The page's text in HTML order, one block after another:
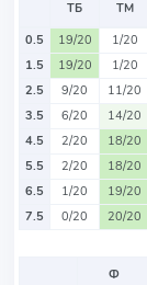
ТБ
ТМ
0.5
19/20
1/20
1.5
19/20
1/20
2.5
9/20
11/20
3.5
6/20
14/20
4.5
2/20
18/20
5.5
2/20
18/20
6.5
1/20
19/20
7.5
0/20 20/20
Ф